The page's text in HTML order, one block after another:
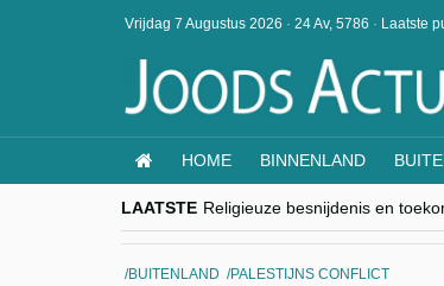
Vrijdag 7 Augustus 2026 · 24 Av, 5786 · Laatste
HOME BINNENLAND
LAATSTE Religieuze besnijdenis en
“Besnijdenisdebat toont hoe
CITYTRIP | ROEMENIË –
“Vandaag zit elke Jood in
BUITENLAND PALESTIJNS CONFLICT